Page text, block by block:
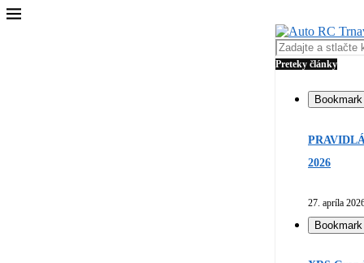
Preteky články
Bookmark
2026
27. apríla
Bookmark